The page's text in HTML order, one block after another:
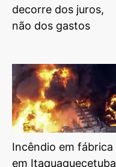
decorre dos juros,
não dos gastos
Incêndio em fábrica
em Itaquaquecetuba